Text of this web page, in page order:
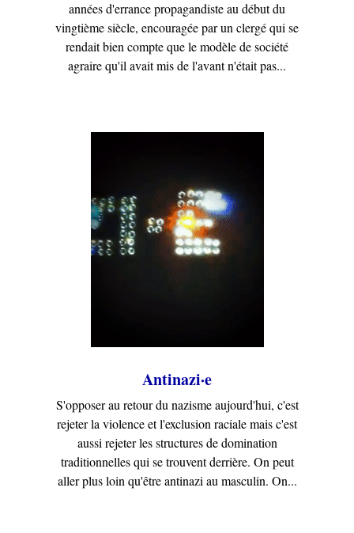
années d'errance propagandiste au début du
vingtième siècle, encouragée par un clergé qui se
rendait bien compte que le modèle de société
agraire qu'il avait mis de l'avant n'était pas...
Antinazi·e
S'opposer au retour du nazisme aujourd'hui, c'est
rejeter la violence et l'exclusion raciale mais c'est
aussi rejeter les structures de domination
traditionnelles qui se trouvent derrière. On peut
aller plus loin qu'être antinazi au masculin. On...